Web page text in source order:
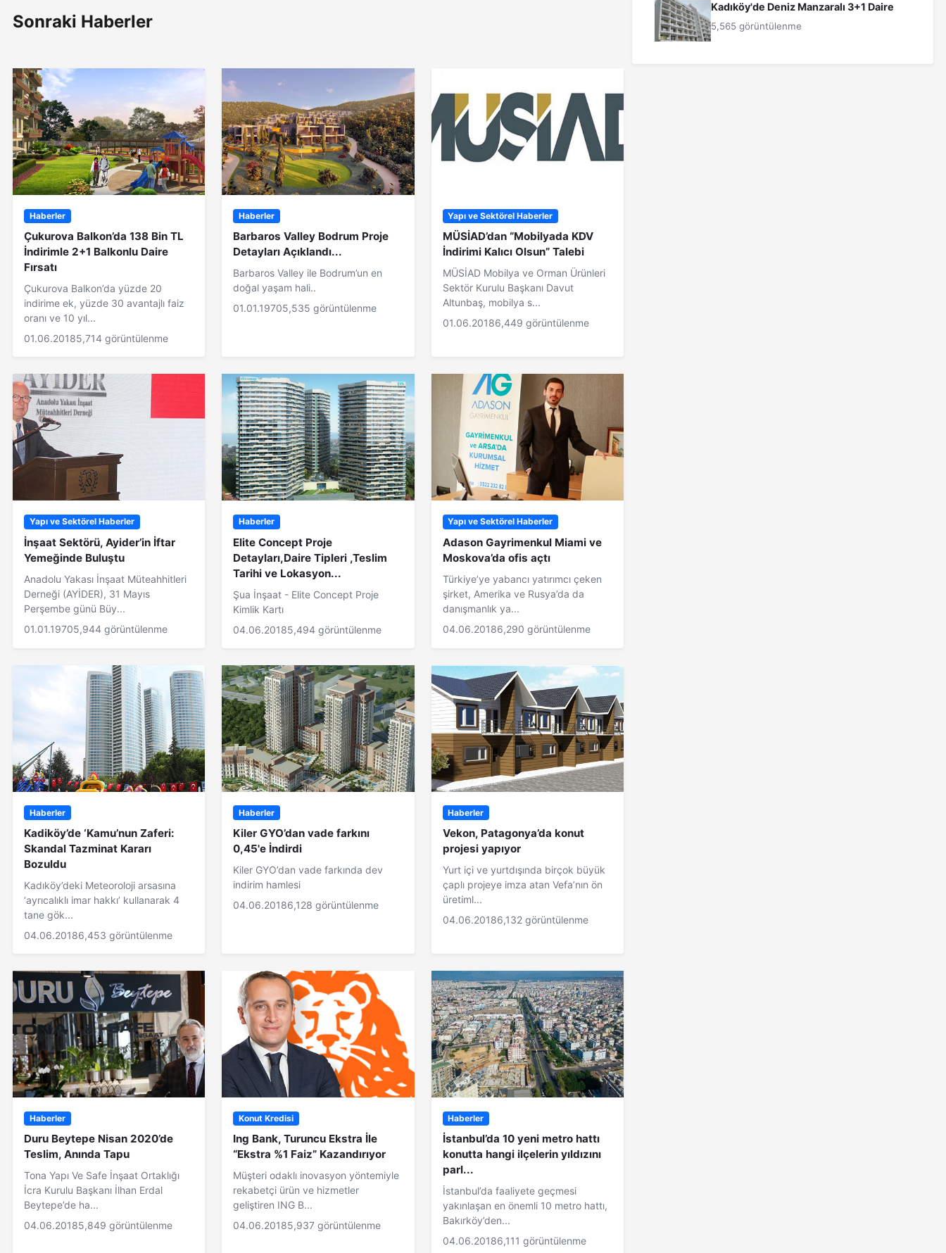
Sonraki Haberler
Haberler
Çukurova Balkon’da 138 Bin TL
İndirimle 2+1 Balkonlu Daire
Fırsatı
Çukurova Balkon’da yüzde 20
indirime ek, yüzde 30 avantajlı faiz
oranı ve 10 yıl...
01.06.20185,714 görüntülenme
Haberler
Barbaros Valley Bodrum Proje
Detayları Açıklandı...
Barbaros Valley ile Bodrum’un en
doğal yaşam hali..
01.01.19705,535 görüntülenme
Yapı ve Sektörel Haberler
MÜSİAD’dan “Mobilyada KDV
İndirimi Kalıcı Olsun” Talebi
MÜSİAD Mobilya ve Orman Ürünleri
Sektör Kurulu Başkanı Davut
Altunbaş, mobilya s...
01.06.20186,449 görüntülenme
Yapı ve Sektörel Haberler
İnşaat Sektörü, Ayider’in İftar
Yemeğinde Buluştu
Anadolu Yakası İnşaat Müteahhitleri
Derneği (AYİDER), 31 Mayıs
Perşembe günü Büy...
01.01.19705,944 görüntülenme
Haberler
Elite Concept Proje
Detayları,Daire Tipleri ,Teslim
Tarihi ve Lokasyon...
Şua İnşaat - Elite Concept Proje
Kimlik Kartı
04.06.20185,494 görüntülenme
Yapı ve Sektörel Haberler
Adason Gayrimenkul Miami ve
Moskova’da ofis açtı
Türkiye’ye yabancı yatırımcı çeken
şirket, Amerika ve Rusya’da da
danışmanlık ya...
04.06.20186,290 görüntülenme
Haberler
Kadiköy’de ‘Kamu’nun Zaferi:
Skandal Tazminat Kararı
Bozuldu
Kadıköy’deki Meteoroloji arsasına
‘ayrıcalıklı imar hakkı’ kullanarak 4
tane gök...
04.06.20186,453 görüntülenme
Haberler
Kiler GYO’dan vade farkını
0,45'e İndirdi
Kiler GYO’dan vade farkında dev
indirim hamlesi
04.06.20186,128 görüntülenme
Haberler
Vekon, Patagonya’da konut
projesi yapıyor
Yurt içi ve yurtdışında birçok büyük
çaplı projeye imza atan Vefa’nın ön
üretiml...
04.06.20186,132 görüntülenme
Haberler
Duru Beytepe Nisan 2020’de
Teslim, Anında Tapu
Tona Yapı Ve Safe İnşaat Ortaklığı
İcra Kurulu Başkanı İlhan Erdal
Beytepe’de ha...
04.06.20185,849 görüntülenme
Konut Kredisi
Ing Bank, Turuncu Ekstra İle
“Ekstra %1 Faiz” Kazandırıyor
Müşteri odaklı inovasyon yöntemiyle
rekabetçi ürün ve hizmetler
geliştiren ING B...
04.06.20185,937 görüntülenme
Haberler
İstanbul’da 10 yeni metro hattı
konutta hangi ilçelerin yıldızını
parl...
İstanbul’da faaliyete geçmesi
yakınlaşan en önemli 10 metro hattı,
Bakırköy’den...
04.06.20186,111 görüntülenme
Kadıköy'de Deniz Manzaralı 3+1 Daire
5,565 görüntülenme